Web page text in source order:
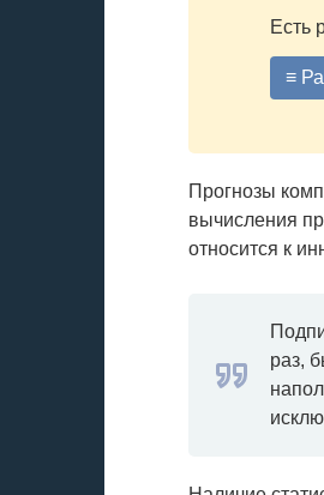
Есть
≡
Прогнозы
вычисления
относится к
раз,